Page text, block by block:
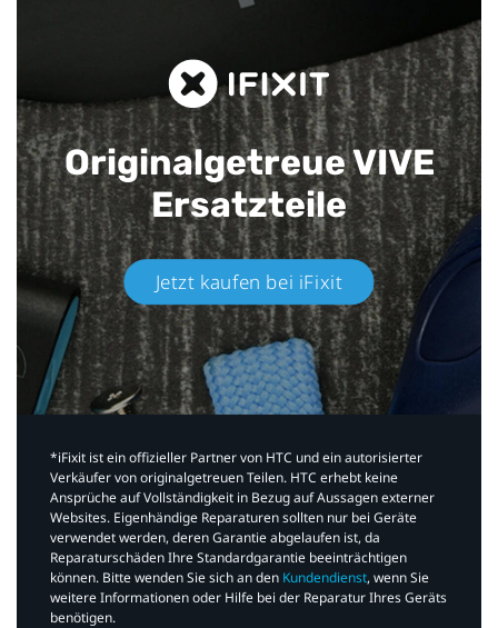
Originalgetreue VIVE
Ersatzteile
Jetzt kaufen bei iFixit​
*iFixit ist ein offizieller Partner von HTC und ein autorisierter
Verkäufer von originalgetreuen Teilen. HTC erhebt keine
Ansprüche auf Vollständigkeit in Bezug auf Aussagen externer
Websites. Eigenhändige Reparaturen sollten nur bei Geräte
verwendet werden, deren Garantie abgelaufen ist, da
Reparaturschäden Ihre Standardgarantie beeinträchtigen
können. Bitte wenden Sie sich an den Kundendienst, wenn Sie
weitere Informationen oder Hilfe bei der Reparatur Ihres Geräts
benötigen.​